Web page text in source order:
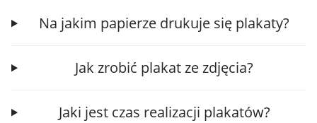
Na jakim papierze drukuje się plakaty?
Jak zrobić plakat ze zdjęcia?
Jaki jest czas realizacji plakatów?